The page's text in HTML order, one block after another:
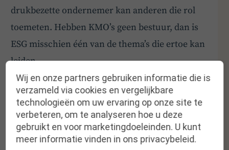
drukbezette ondernemer kan anderen die rol
toemeten. Hebben KMO’s geen bestuur, dan is
ESG misschien één van de thema’s die ertoe kan
leiden.
Pak ESG op in de raad van bestuur of
adviesraad
Een laagdrempelige aanpak richting ESG is voor
ondernemers mogelijk doordat hun raad van
Wij en onze partners gebruiken informatie die is
verzameld via cookies en vergelijkbare
technologieën om uw ervaring op onze site te
verbeteren, om te analyseren hoe u deze
gebruikt en voor marketingdoeleinden. U kunt
meer informatie vinden in ons privacybeleid.